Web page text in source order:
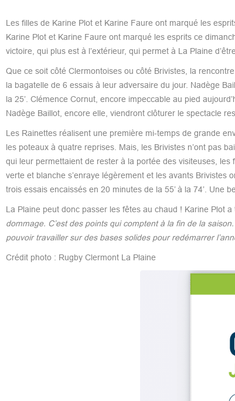
Les filles de Karine Plot et Karine Faure ont marqué les
Karine Plot et Karine Faure ont marqué les esprits ce
victoire, qui plus est à l’extérieur, qui permet à La Plaine
Que ce soit côté Clermontoises ou côté Brivistes, la
la bagatelle de 6 essais à leur adversaire du jour. Nadège
la 25’. Clémence Cornut, encore impeccable au pied
Nadège Baillot, encore elle, viendront clôturer le spectacle
Les Rainettes réalisent une première mi-temps de grande
les poteaux à quatre reprises. Mais, les Brivistes n’ont pas
qui leur permettaient de rester à la portée des visiteuses,
verte et blanche s’enraye légèrement et les avants
trois essais encaissés en 20 minutes de la 55’ à la 74’. Une
La Plaine peut donc passer les fêtes au chaud ! Karine Plot a
dommage. C’est des points qui comptent à la fin de la
pouvoir travailler sur des bases solides pour redémarrer
Crédit photo : Rugby Clermont La Plaine